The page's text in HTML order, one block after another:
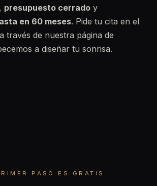
, presupuesto cerrado y
en 60 meses. Pide tu cita en el
través de nuestra página de
a diseñar tu sonrisa.
PASO ES GRATIS